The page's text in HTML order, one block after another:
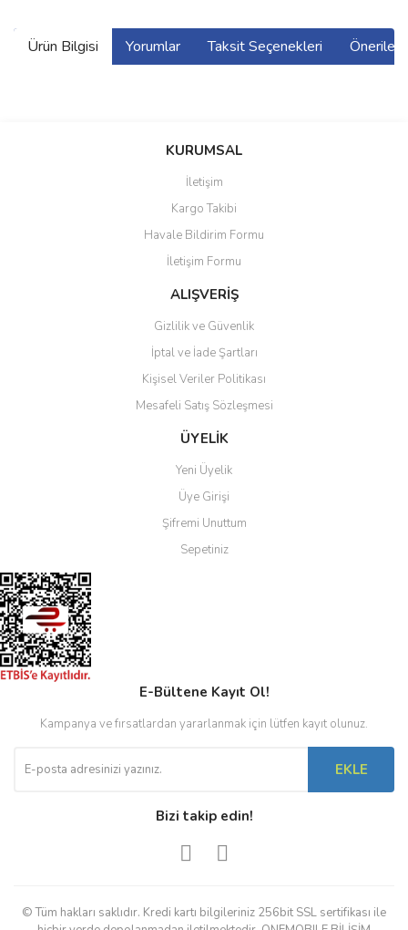
Ürün Bilgisi Yorumlar Taksit Seçenekleri
Bu ürüne ilk yorumu siz yapın!
Ürün resmi kalitesiz, bozuk veya görüntülenemiyor.
Ürün açıklamasında eksik bilgiler bulunuyor.
Ürün bilgilerinde hatalar bulunuyor.
Ürün fiyatı diğer sitelerden daha pahalı.
Gönder
KURUMSAL
İletişim
Kargo Takibi
Havale Bildirim Formu
İletişim Formu
ALIŞVERİŞ
Gizlilik ve Güvenlik
İptal ve İade Şartları
Kişisel Veriler Politikası
Mesafeli Satış Sözleşmesi
ÜYELİK
Yeni Üyelik
Üye Girişi
Şifremi Unuttum
Sepetiniz
E-Bültene Kayıt Ol!
Kampanya ve fırsatlardan yararlanmak için lütfen kayıt olunuz.
EKLE
Bizi takip edin!
© Tüm hakları saklıdır. Kredi kartı bilgileriniz 256bit SSL sertifikası ile